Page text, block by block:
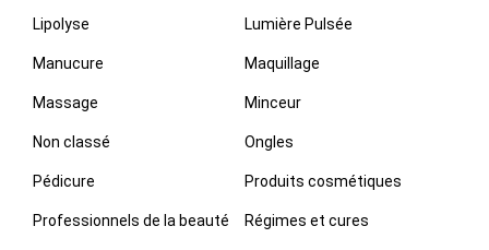
Lipolyse Lumière Pulsée
Manucure Maquillage
Massage Minceur
Non classé Ongles
Pédicure Produits cosmétiques
Professionnels de la beauté Régimes et cures